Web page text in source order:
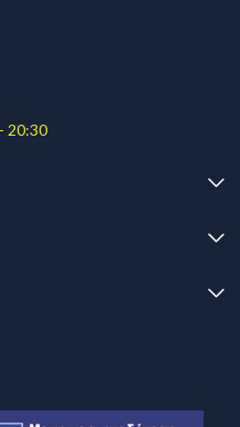
20:30